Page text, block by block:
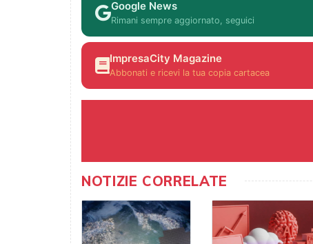
Google News
Rimani sempre aggiornato, seguici
ImpresaCity Magazine
Abbonati e ricevi la tua copia cartacea
NOTIZIE CORRELATE